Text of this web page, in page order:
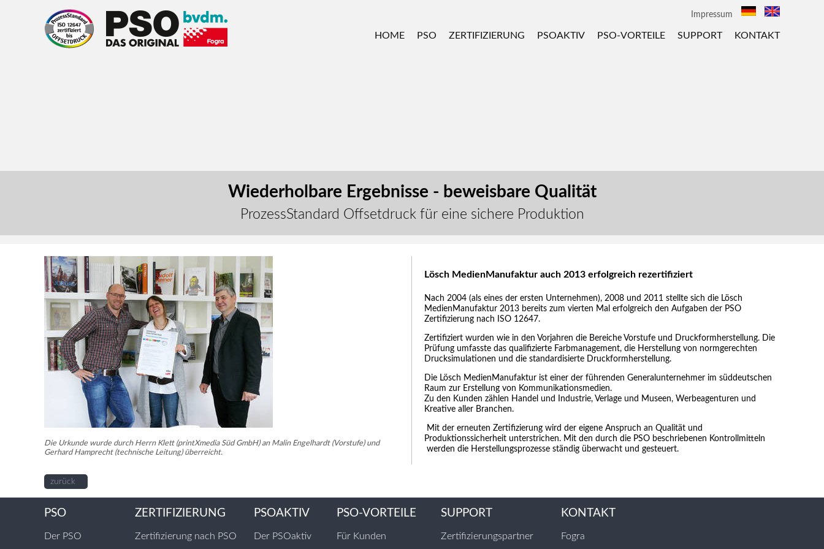
Impressum
HOME PSO ZERTIFIZIERUNG PSOAKTIV PSO-VORTEILE SUPPORT KONTAKT
Wiederholbare Ergebnisse - beweisbare Qualität
ProzessStandard Offsetdruck für eine sichere Produktion
Die Urkunde wurde durch Herrn Klett (printXmedia Süd GmbH) an Malin Engelhardt (Vorstufe) und
Gerhard Hamprecht (technische Leitung) überreicht.
Lösch MedienManufaktur auch 2013 erfolgreich rezertifiziert
Nach 2004 (als eines der ersten Unternehmen), 2008 und 2011 stellte sich die Lösch
MedienManufaktur 2013 bereits zum vierten Mal erfolgreich den Aufgaben der PSO
Zertifizierung nach ISO 12647.
Zertifiziert wurden wie in den Vorjahren die Bereiche Vorstufe und Druckformherstellung. Die
Prüfung umfasste das qualifizierte Farbmanagement, die Herstellung von normgerechten
Drucksimulationen und die standardisierte Druckformherstellung.
Die Lösch MedienManufaktur ist einer der führenden Generalunternehmer im süddeutschen
Raum zur Erstellung von Kommunikationsmedien.
Zu den Kunden zählen Handel und Industrie, Verlage und Museen, Werbeagenturen und
Kreative aller Branchen.
Mit der erneuten Zertifizierung wird der eigene Anspruch an Qualität und
Produktionssicherheit unterstrichen. Mit den durch die PSO beschriebenen Kontrollmitteln
werden die Herstellungsprozesse ständig überwacht und gesteuert.
zurück
PSO
Der PSO
ZERTIFIZIERUNG
Zertifizierung nach PSO
PSOAKTIV
Der PSOaktiv
PSO-VORTEILE
Für Kunden
SUPPORT
Zertifizierungspartner
KONTAKT
Fogra